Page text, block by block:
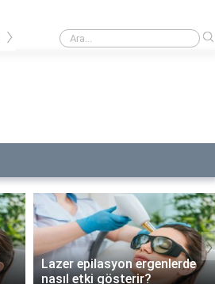
Lazer epilasyon alerjisine ne iyi gelir?
›
Lazer epilasyon ergenlerde
nasıl etki gösterir?
›